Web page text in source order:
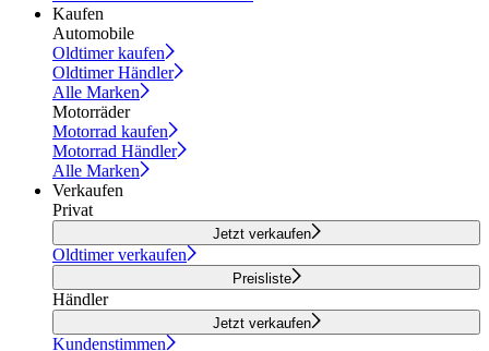
Kaufen
Automobile
Oldtimer kaufen
Oldtimer Händler
Alle Marken
Motorräder
Motorrad kaufen
Motorrad Händler
Alle Marken
Verkaufen
Privat
Jetzt verkaufen
Oldtimer verkaufen
Preisliste
Händler
Jetzt verkaufen
Kundenstimmen